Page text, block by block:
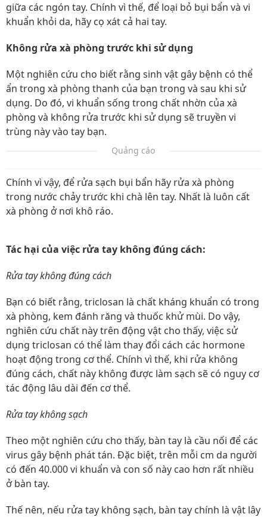
giữa các ngón tay. Chính vì thế, để loại bỏ bụi bẩn và vi
khuẩn khỏi da, hãy cọ xát cả hai tay.
Không rửa xà phòng trước khi sử dụng
Một nghiên cứu cho biết rằng sinh vật gây bệnh có thể
ẩn trong xà phòng thanh của bạn trong và sau khi sử
dụng. Do đó, vi khuẩn sống trong chất nhờn của xà
phòng và không rửa trước khi sử dụng sẽ truyền vi
trùng này vào tay bạn.
Quảng cáo
Chính vì vậy, để rửa sạch bụi bẩn hãy rửa xà phòng
trong nước chảy trước khi chà lên tay. Nhất là luôn cất
xà phòng ở nơi khô ráo.
Tác hại của việc rửa tay không đúng cách:
Rửa tay không đúng cách
Bạn có biết rằng, triclosan là chất kháng khuẩn có trong
xà phòng, kem đánh răng và thuốc khử mùi. Do vậy,
nghiên cứu chất này trên động vật cho thấy, việc sử
dụng triclosan có thể làm thay đổi cách các hormone
hoạt động trong cơ thể. Chính vì thế, khi rửa không
đúng cách, chất này không được làm sạch sẽ có nguy cơ
tác động lâu dài đến cơ thể.
Rửa tay không sạch
Theo một nghiên cứu cho thấy, bàn tay là cầu nối để các
virus gây bệnh phát tán. Đặc biệt, trên mỗi cm da người
có đến 40.000 vi khuẩn và con số này cao hơn rất nhiều
ở bàn tay.
Thế nên, nếu rửa tay không sạch, bàn tay chính là vật lây